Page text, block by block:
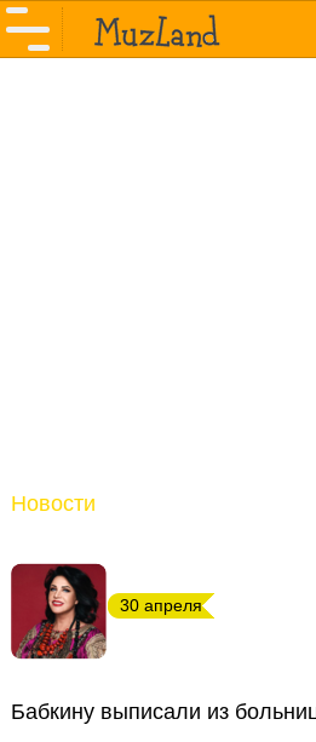
Новости
30 апреля
Бабкину выписали из